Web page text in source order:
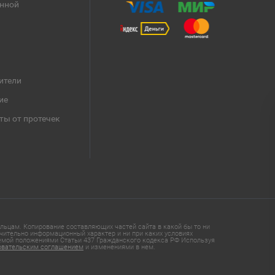
от протечек
Копирование составляющих частей сайта в какой бы то ни
информационный характер и ни при каких условиях
положениями Статьи 437 Гражданского кодекса РФ Используя
соглашением и изменениями в нем.